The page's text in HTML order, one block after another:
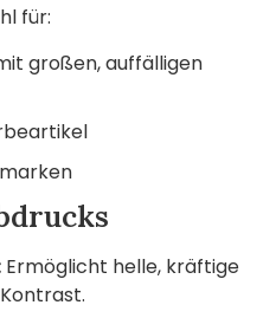
für:
großen, auffälligen
Ermöglicht helle, kräftige